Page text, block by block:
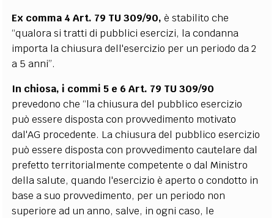
Ex comma 4 Art. 79 TU 309/90, è stabilito che
“qualora si tratti di pubblici esercizi, la condanna
importa la chiusura dell'esercizio per un periodo da 2
a 5 anni”.
In chiosa, i commi 5 e 6 Art. 79 TU 309/90
prevedono che “la chiusura del pubblico esercizio
può essere disposta con provvedimento motivato
dal'AG procedente. La chiusura del pubblico esercizio
può essere disposta con provvedimento cautelare dal
prefetto territorialmente competente o dal Ministro
della salute, quando l'esercizio è aperto o condotto in
base a suo provvedimento, per un periodo non
superiore ad un anno, salve, in ogni caso, le